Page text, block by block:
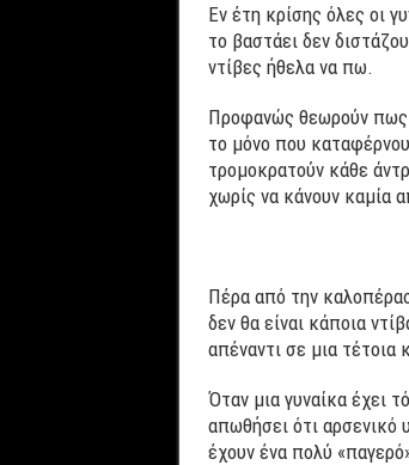
Εν έτη κρίσης όλες οι
το βαστάει δεν
ντίβες ήθελα να πω.
Προφανώς θεωρούν πως
το μόνο που
τρομοκρατούν κάθε
χωρίς να κάνουν καμία
Πέρα από την
δεν θα είναι κάποια
απέναντι σε μια τέτοια
Όταν μια γυναίκα έχει
απωθήσει ότι αρσενικό
έχουν ένα πολύ